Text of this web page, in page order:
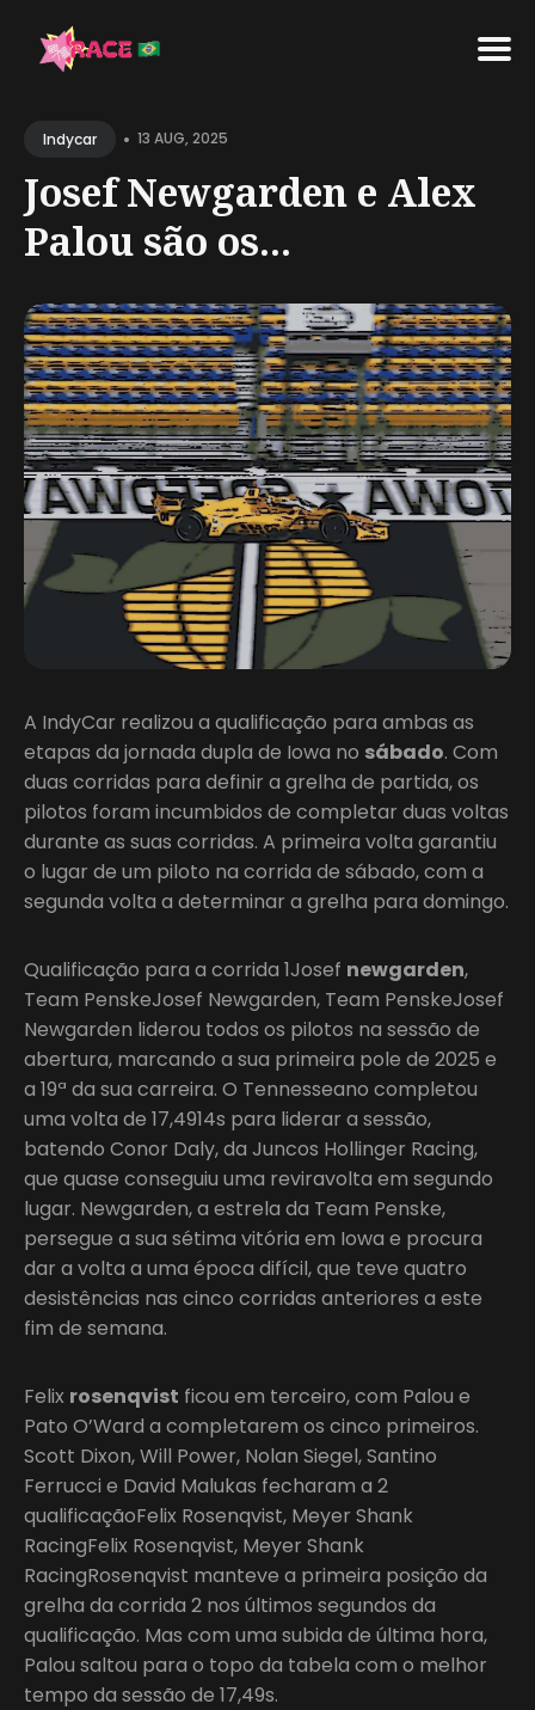
forIndycar • 13 AUG, 2025
Josef Newgarden e Alex
Palou são os...
A IndyCar realizou a qualificação para ambas as
etapas da jornada dupla de Iowa no sábado. Com
duas corridas para definir a grelha de partida, os
pilotos foram incumbidos de completar duas voltas
durante as suas corridas. A primeira volta garantiu
o lugar de um piloto na corrida de sábado, com a
segunda volta a determinar a grelha para domingo.
Qualificação para a corrida 1Josef newgarden,
Team PenskeJosef Newgarden, Team PenskeJosef
Newgarden liderou todos os pilotos na sessão de
abertura, marcando a sua primeira pole de 2025 e
a 19ª da sua carreira. O Tennesseano completou
uma volta de 17,4914s para liderar a sessão,
batendo Conor Daly, da Juncos Hollinger Racing,
que quase conseguiu uma reviravolta em segundo
lugar. Newgarden, a estrela da Team Penske,
persegue a sua sétima vitória em Iowa e procura
dar a volta a uma época difícil, que teve quatro
desistências nas cinco corridas anteriores a este
fim de semana.
Felix rosenqvist ficou em terceiro, com Palou e
Pato O’Ward a completarem os cinco primeiros.
Scott Dixon, Will Power, Nolan Siegel, Santino
Ferrucci e David Malukas fecharam a 2
qualificaçãoFelix Rosenqvist, Meyer Shank
RacingFelix Rosenqvist, Meyer Shank
RacingRosenqvist manteve a primeira posição da
grelha da corrida 2 nos últimos segundos da
qualificação. Mas com uma subida de última hora,
Palou saltou para o topo da tabela com o melhor
tempo da sessão de 17,49s.